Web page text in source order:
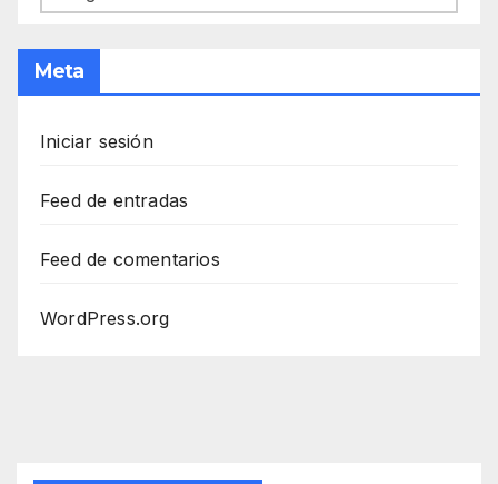
Meta
Iniciar sesión
Feed de entradas
Feed de comentarios
WordPress.org